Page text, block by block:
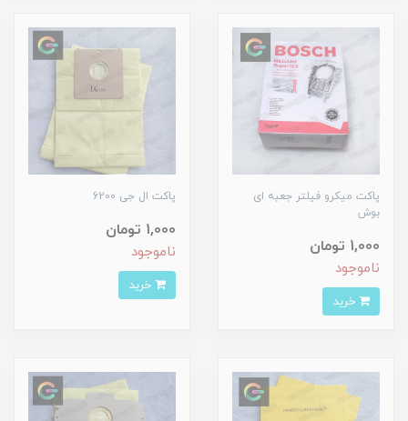
پاکت میکرو فیلتر جعبه ای
بوش
1,000 تومان
ناموجود
پاکت ال جی 6200
1,000 تومان
ناموجود